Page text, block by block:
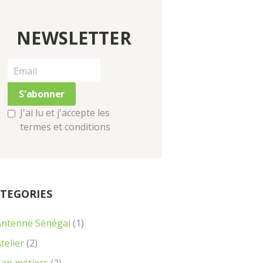
Next item
NEWSLETTER
J'ai lu et j'accepte les
termes et conditions
Sénégal (1)
(2)